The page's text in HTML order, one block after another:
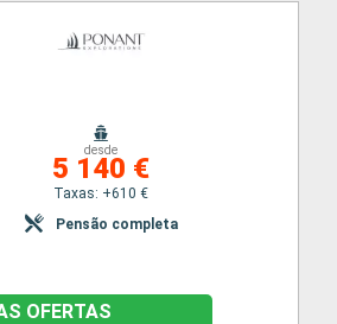
desde
5 140 €
Taxas: +610 €
Pensão completa
OFERTAS